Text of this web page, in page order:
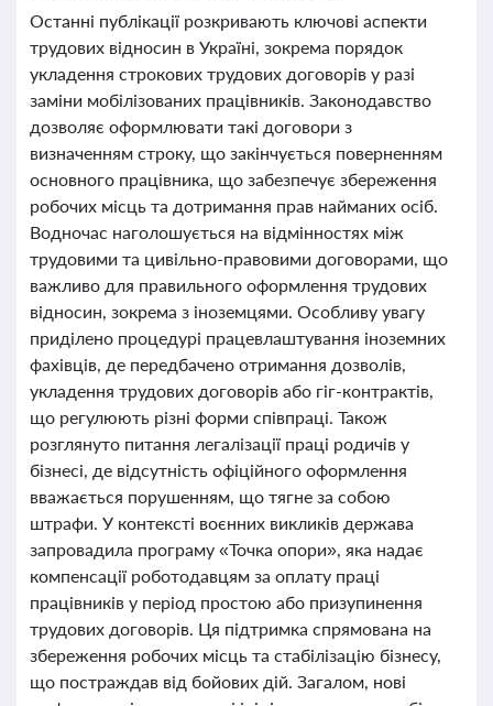
Останні публікації розкривають ключові аспекти
трудових відносин в Україні, зокрема порядок
укладення строкових трудових договорів у разі
заміни мобілізованих працівників. Законодавство
дозволяє оформлювати такі договори з
визначенням строку, що закінчується поверненням
основного працівника, що забезпечує збереження
робочих місць та дотримання прав найманих осіб.
Водночас наголошується на відмінностях між
трудовими та цивільно-правовими договорами, що
важливо для правильного оформлення трудових
відносин, зокрема з іноземцями. Особливу увагу
приділено процедурі працевлаштування іноземних
фахівців, де передбачено отримання дозволів,
укладення трудових договорів або гіг-контрактів,
що регулюють різні форми співпраці. Також
розглянуто питання легалізації праці родичів у
бізнесі, де відсутність офіційного оформлення
вважається порушенням, що тягне за собою
штрафи. У контексті воєнних викликів держава
запровадила програму «Точка опори», яка надає
компенсації роботодавцям за оплату праці
працівників у період простою або призупинення
трудових договорів. Ця підтримка спрямована на
збереження робочих місць та стабілізацію бізнесу,
що постраждав від бойових дій. Загалом, нові